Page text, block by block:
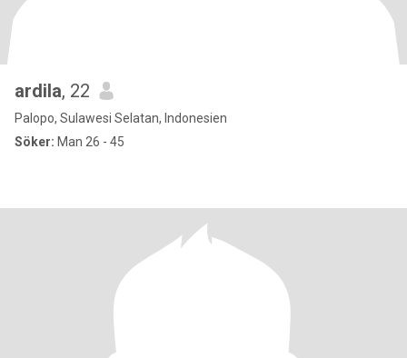
ardila, 22
Palopo, Sulawesi Selatan, Indonesien
Söker: Man 26 - 45